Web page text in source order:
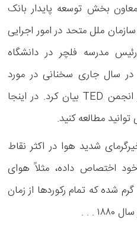
بخش توسعه پایدار بانک
ملل متحد در امور اجرایی
رئیس مدرسه فلچر در دانشگاه
سال جاری سخنانی در مورد
توسعه پایدار ایجاد سرما، در انجمن TED بیان کرد. در اینجا
مطالعه کنید.
شدید هوا در اکثر نقاط
اختصاص داده، مثلاً هوای
شده که تمام رکوردها از زمان
. . .